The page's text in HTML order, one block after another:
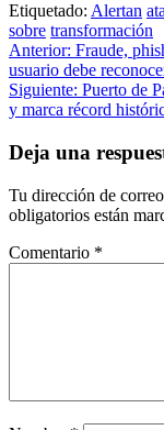
Etiquetado: Alertan
sobre transformación
Navegación
de
entradas
Anterior: Fraude,
usuario debe
Siguiente: Puerto de
y marca récord
Deja una
Tu dirección de
obligatorios están
Comentario *